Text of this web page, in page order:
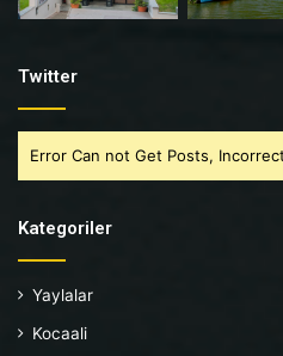
Twitter
Error Can not Get Posts,
Kategoriler
Yaylalar
Kocaali